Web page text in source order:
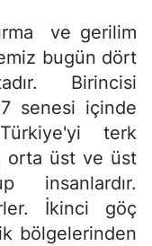
ve gerilim
bugün dört
Birincisi
senesi içinde
terk
orta üst ve üst
insanlardır.
İkinci göç
bölgelerinden